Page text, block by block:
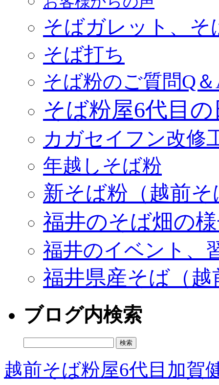
そばガレット、そ
そば打ち
そば粉のご質問Q
そば粉屋6代目
カガセイフン改修
年越しそば粉
新そば粉（越前そ
福井のそば畑の
福井のイベント、
福井県産そば（越
ブログ内検索
越前そば粉屋6代目加賀